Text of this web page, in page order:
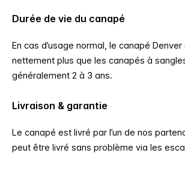
Durée de vie du canapé
En cas d’usage normal, le canapé
nettement plus que les canapés à
généralement 2 à 3 ans.
Livraison & garantie
Le canapé est livré par l’un de nos
peut être livré sans problème via les